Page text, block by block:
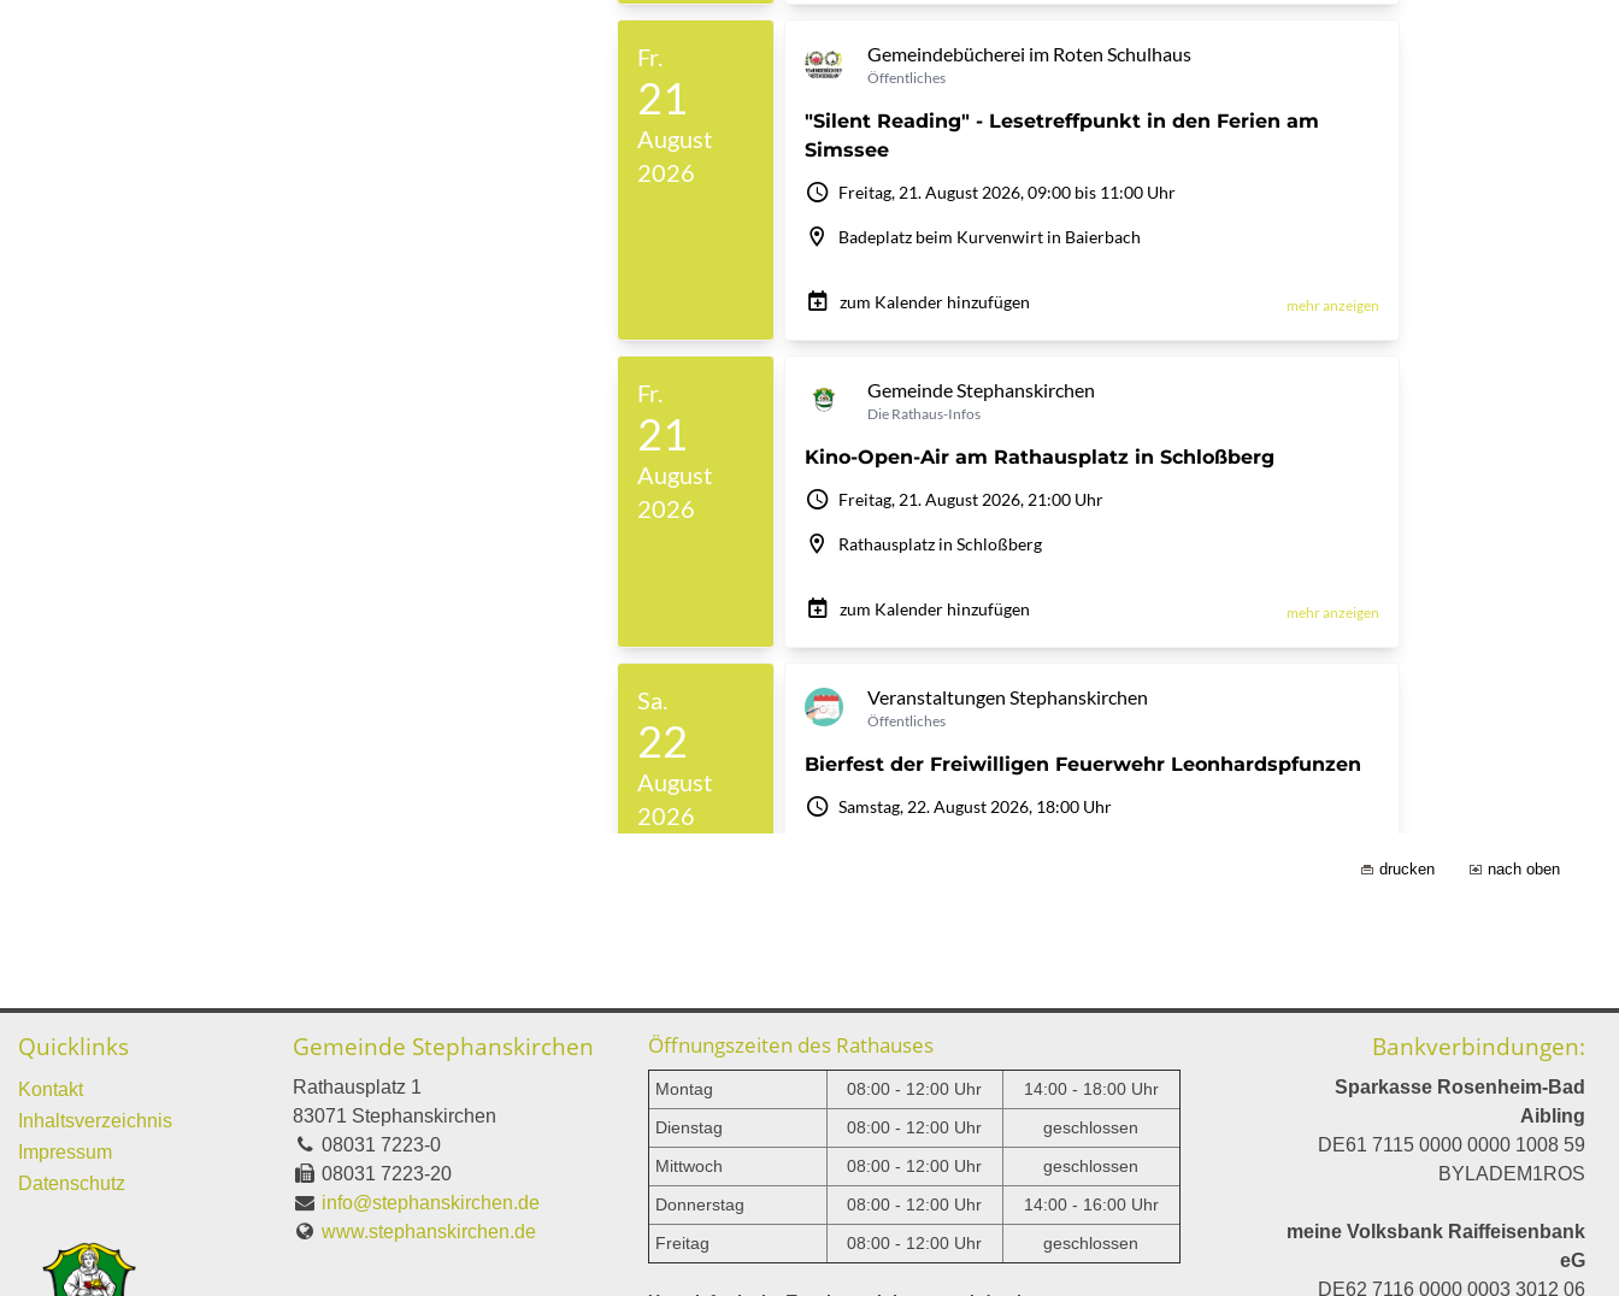
drucken nach oben
Quicklinks
Kontakt
Inhaltsverzeichnis
Impressum
Datenschutz
Gemeinde Stephanskirchen
Rathausplatz 1
83071 Stephanskirchen
08031 7223-0
08031 7223-20
info@stephanskirchen.de
www.stephanskirchen.de
Öffnungszeiten des Rathauses
Montag 08:00 - 12:00 Uhr
14:00 - 18:00 Uhr
Dienstag
08:00 - 12:00 Uhr
geschlossen
Mittwoch
08:00 - 12:00 Uhr
geschlossen
Donnerstag
08:00 - 12:00 Uhr
14:00 - 16:00 Uhr
Freitag
08:00 - 12:00 Uhr geschlossen
Bankverbindungen:
Sparkasse Rosenheim-Bad
Aibling
DE61 7115 0000 0000 1008 59
BYLADEM1ROS
meine Volksbank Raiffeisenbank
eG
DE62 7116 0000 0003 3012 06